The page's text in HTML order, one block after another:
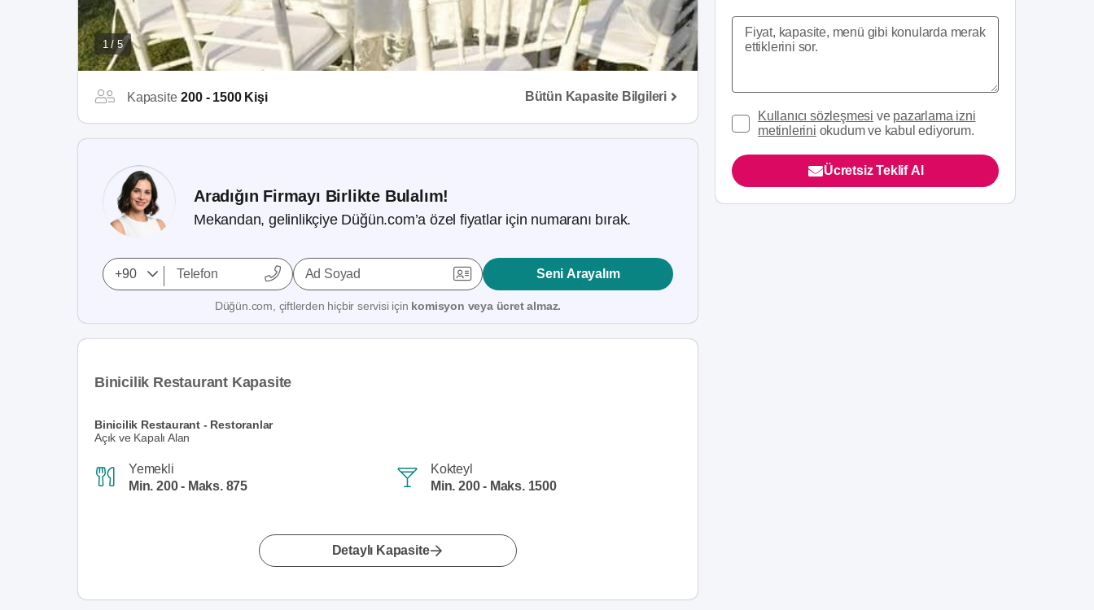
1 / 5
Kapasite 200 - 1500 Kişi Bütün Kapasite Bilgileri
Aradığın Firmayı Birlikte Bulalım!
Mekandan, gelinlikçiye Düğün.com’a özel fiyatlar için numaranı bırak.
Ad Soyad Seni Arayalım
Düğün.com, çiftlerden hiçbir servisi için komisyon veya ücret almaz.
Binicilik Restaurant Kapasite
Binicilik Restaurant - Restoranlar
Açık ve Kapalı Alan
Yemekli
Min. 200 - Maks. 875
Kokteyl
Min. 200 - Maks. 1500
Detaylı Kapasite
Kullanıcı sözleşmesi ve pazarlama izni
metinlerini okudum ve kabul ediyorum.
Ücretsiz Teklif Al